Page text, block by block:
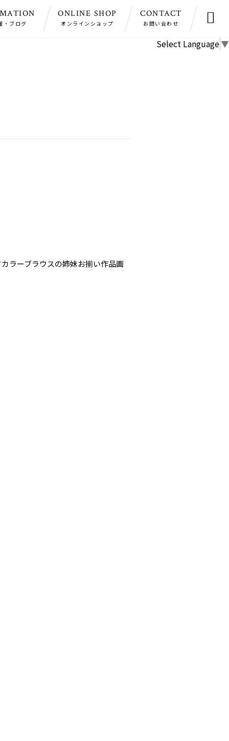
・ブログ
ONLINE SHOP
オンラインショップ
CONTACT
お問い合わせ 
Select Language▼
ラーブラウスの姉妹お揃い作品画